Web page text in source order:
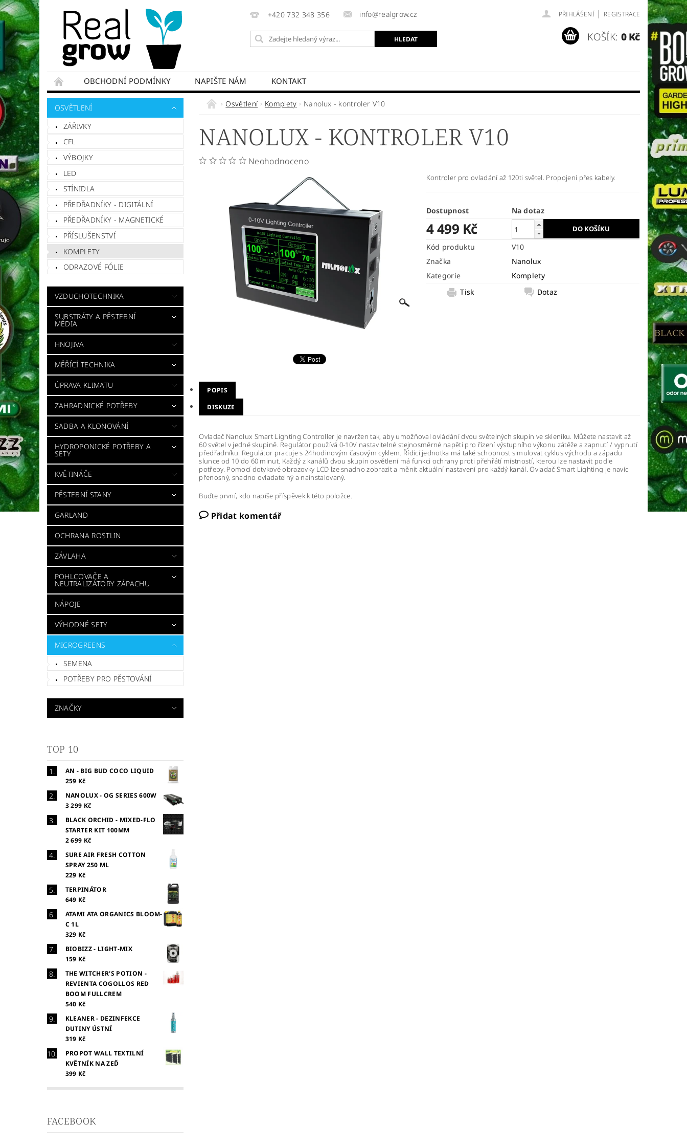
+420 732 348 356 info@realgrow.cz PŘIHLÁŠENÍ | REGISTRACE
KOŠÍK: 0 Kč
OBCHODNÍ PODMÍNKY NAPIŠTE NÁM KONTAKT
OSVĚTLENÍ
ZÁŘIVKY
CFL
VÝBOJKY
LED
STÍNIDLA
PŘEDŘADNÍKY - DIGITÁLNÍ
PŘEDŘADNÍKY - MAGNETICKÉ
PŘÍSLUŠENSTVÍ
KOMPLETY
ODRAZOVÉ FÓLIE
VZDUCHOTECHNIKA
SUBSTRÁTY A PĚSTEBNÍ
MÉDIA
HNOJIVA
MĚŘÍCÍ TECHNIKA
ÚPRAVA KLIMATU
ZAHRADNICKÉ POTŘEBY
SADBA A KLONOVÁNÍ
HYDROPONICKÉ POTŘEBY A
SETY
KVĚTINÁČE
PĚSTEBNÍ STANY
GARLAND
OCHRANA ROSTLIN
ZÁVLAHA
POHLCOVAČE A
NEUTRALIZÁTORY ZÁPACHU
NÁPOJE
VÝHODNÉ SETY
MICROGREENS
SEMENA
POTŘEBY PRO PĚSTOVÁNÍ
ZNAČKY
TOP 10
AN - BIG BUD COCO LIQUID
259 Kč
NANOLUX - OG SERIES 600W
3 299 Kč
BLACK ORCHID - MIXED-FLO
STARTER KIT 100MM
2 699 Kč
SURE AIR FRESH COTTON
SPRAY 250 ML
229 Kč
TERPINÁTOR
649 Kč
ATAMI ATA ORGANICS BLOOM-
C 1L
329 Kč
BIOBIZZ - LIGHT-MIX
159 Kč
THE WITCHER'S POTION -
REVIENTA COGOLLOS RED
BOOM FULLCREM
540 Kč
KLEANER - DEZINFEKCE
DUTINY ÚSTNÍ
319 Kč
PROPOT WALL TEXTILNÍ
KVĚTNÍK NA ZEĎ
399 Kč
FACEBOOK
Osvětlení Komplety Nanolux - kontroler V10
NANOLUX - KONTROLER V10
Neohodnoceno
Kontroler pro ovladání až 120ti světel. Propojení přes kabely.
Dostupnost Na dotaz
4 499 Kč
Kód produktu
V10
Značka
Nanolux
Kategorie
Komplety
Tisk
Dotaz
POPIS
DISKUZE
Ovladač Nanolux Smart Lighting Controller je navržen tak, aby umožňoval ovládání dvou světelných skupin ve skleníku. Můžete nastavit až
60 světel v jedné skupině. Regulátor používá 0-10V nastavitelné stejnosměrné napětí pro řízení výstupního výkonu zátěže a zapnutí / vypnutí
předřadníku. Regulátor pracuje s 24hodinovým časovým cyklem. Řídicí jednotka má také schopnost simulovat cyklus východu a západu
slunce od 10 do 60 minut. Každý z kanálů dvou skupin osvětlení má funkci ochrany proti přehřátí místností, kterou lze nastavit podle
potřeby. Pomocí dotykové obrazovky LCD lze snadno zobrazit a měnit aktuální nastavení pro každý kanál. Ovladač Smart Lighting je navíc
přenosný, snadno ovladatelný a nainstalovaný.
Buďte první, kdo napíše příspěvek k této položce.
Přidat komentář